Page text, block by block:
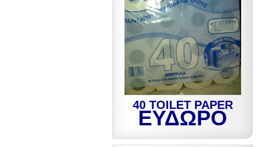
40 TOILET PAPER
ΕΥΔΩΡΟ